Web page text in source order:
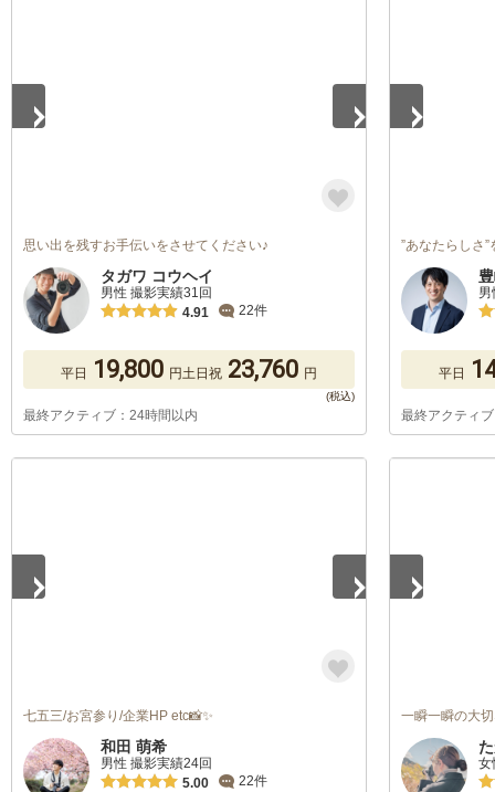
思い出を残すお手伝いをさせてください♪
タガワ コウヘイ
男性 撮影実績31回
4.91
22件
平日 19,800 円土日祝 23,760 円
最終アクティブ：24時間以内
”あなたらしさ
平日
最終アクティ
七五三/お宮参り/企業HP etc📸✨
和田 萌希
男性 撮影実績24回
5.00
22件
一瞬一瞬の大
女